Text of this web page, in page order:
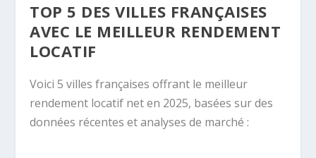
TOP 5 DES VILLES FRANÇAISES
AVEC LE MEILLEUR RENDEMENT
LOCATIF
Voici 5 villes françaises offrant le meilleur
rendement locatif net en 2025, basées sur des
données récentes et analyses de marché :